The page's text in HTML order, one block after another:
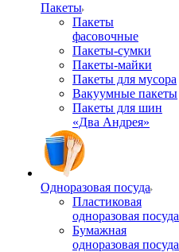
Пакеты
Пакеты
фасовочные
Пакеты-сумки
Пакеты-майки
Пакеты для мусора
Вакуумные пакеты
Пакеты для шин
«Два Андрея»
Одноразовая посуда
Пластиковая
одноразовая посуда
Бумажная
одноразовая посуда